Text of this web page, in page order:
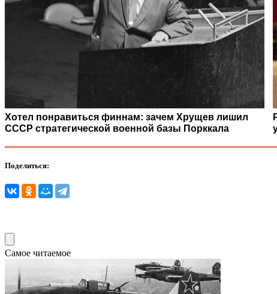
Хотел понравиться финнам: зачем Хрущев лишил
СССР стратегической военной базы Порккала
Поделиться:
Самое читаемое